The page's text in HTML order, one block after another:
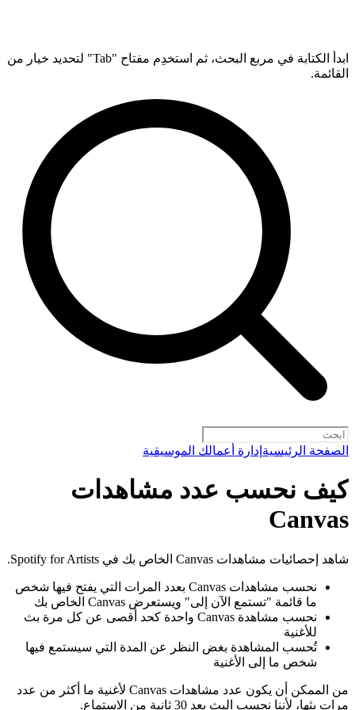
ابدأ الكتابة في مربع البحث، ثم استخدِم مفتاح "Tab" لتحديد خيار من
القائمة.
الصفحة الرئيسية إدارة أعمالك الموسيقية
كيف نحسب عدد مشاهدات
Canvas
شاهد إحصائيات مشاهدات Canvas الخاص بك في Spotify for Artists.
نحسب مشاهدات Canvas بعدد المرات التي يفتح فيها شخص
ما قائمة "تستمع الآن إلى" ويستعرض Canvas الخاص بك
نحسب مشاهدة Canvas واحدة كحد أقصى عن كل مرة بث
للأغنية
تُحسب المشاهدة بغض النظر عن المدة التي سيستمع فيها
شخص ما إلى الأغنية
من الممكن أن يكون عدد مشاهدات Canvas لأغنية ما أكثر من عدد
مرات بثها، لأننا نحسب البث بعد 30 ثانية من الاستماع.